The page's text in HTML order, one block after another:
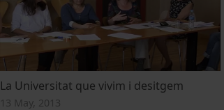
La Universitat que vivim i desitgem
13 May, 2013